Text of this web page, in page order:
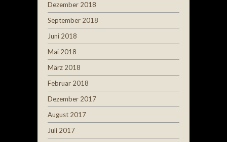
Dezember 2018
September 2018
Juni 2018
Mai 2018
März 2018
Februar 2018
Dezember 2017
August 2017
Juli 2017